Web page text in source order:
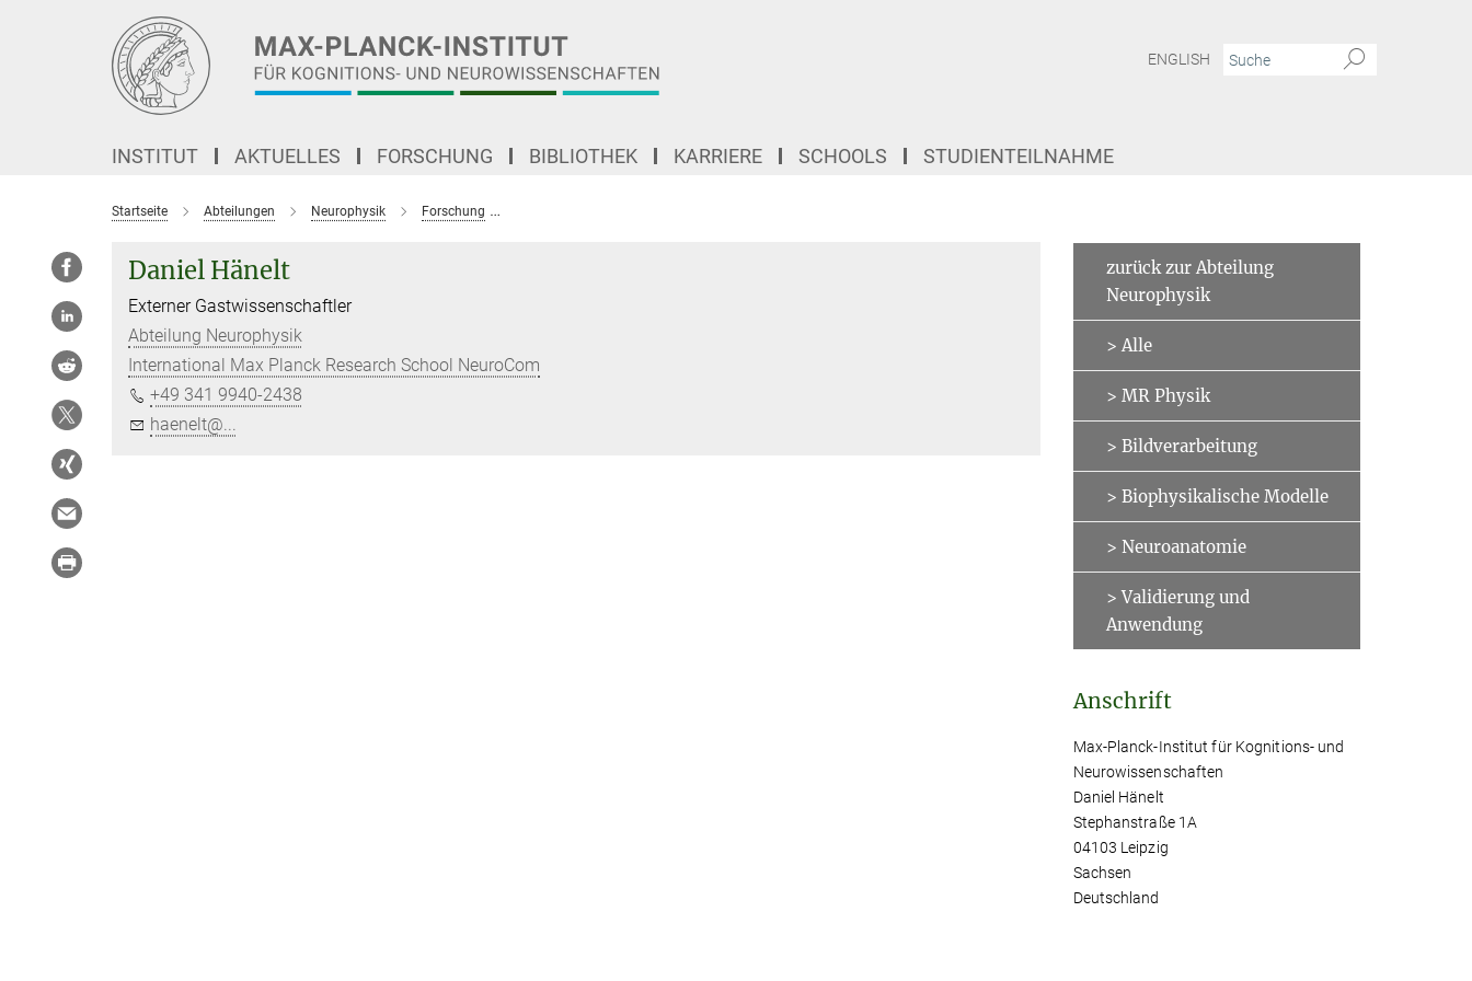
ENGLISH
INSTITUT AKTUELLES FORSCHUNG BIBLIOTHEK KARRIERE SCHOOLS STUDIENTEILNAHME
Startseite Abteilungen Neurophysik Forschung
Daniel Hänelt
Externer Gastwissenschaftler
Abteilung Neurophysik
International Max Planck Research School NeuroCom
+49 341 9940-2438
haenelt@...
zurück zur Abteilung
Neurophysik
> Alle
> MR Physik
> Bildverarbeitung
> Biophysikalische Modelle
> Neuroanatomie
> Validierung und
Anwendung
Anschrift
Max-Planck-Institut für Kognitions- und
Neurowissenschaften
Daniel Hänelt
Stephanstraße 1A
04103 Leipzig
Sachsen
Deutschland